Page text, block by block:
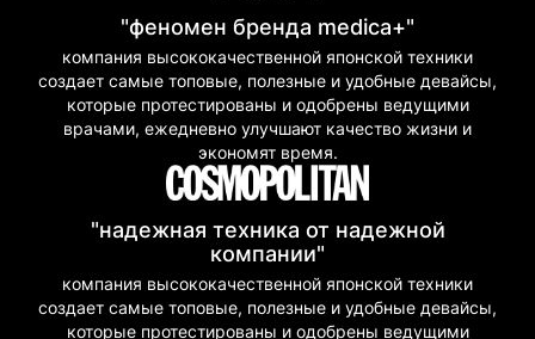
"феномен бренда medica+"
компания высококачественной японской техники
создает самые топовые, полезные и удобные девайсы,
которые протестированы и одобрены ведущими
врачами, ежедневно улучшают качество жизни и
экономят время.
"надежная техника от надежной
компании"
компания высококачественной японской техники
создает самые топовые, полезные и удобные девайсы,
которые протестированы и одобрены ведущими